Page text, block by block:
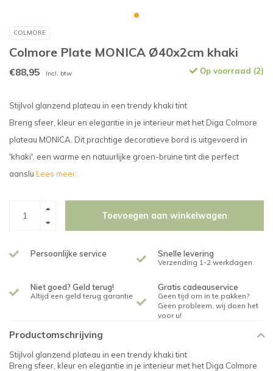
COLMORE
Colmore Plate MONICA Ø40x2cm khaki
€88,95 Incl. btw Op voorraad (2)
Stijlvol glanzend plateau in een trendy khaki tint
Breng sfeer, kleur en elegantie in je interieur met het Diga Colmore
plateau MONICA. Dit prachtige decoratieve bord is uitgevoerd in
'khaki', een warme en natuurlijke groen-bruine tint die perfect
aanslu Lees meer..
Toevoegen aan winkelwagen
Persoonlijke service Snelle levering
Verzending 1-2 werkdagen
Niet goed? Geld terug!
Altijd een geld terug garantie
Gratis cadeauservice
Geen tijd om in te pakken?
Geen probleem, wij doen het
voor u!
Productomschrijving
Stijlvol glanzend plateau in een trendy khaki tint
Breng sfeer, kleur en elegantie in je interieur met het Diga Colmore